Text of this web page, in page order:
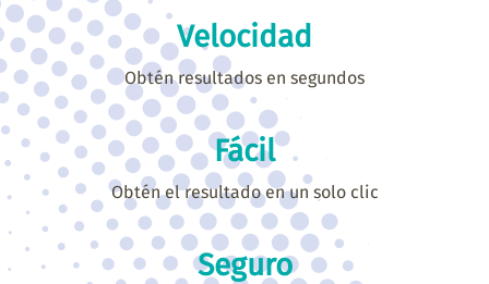
Velocidad
Obtén resultados en segundos
Fácil
Obtén el resultado en un solo clic
Seguro